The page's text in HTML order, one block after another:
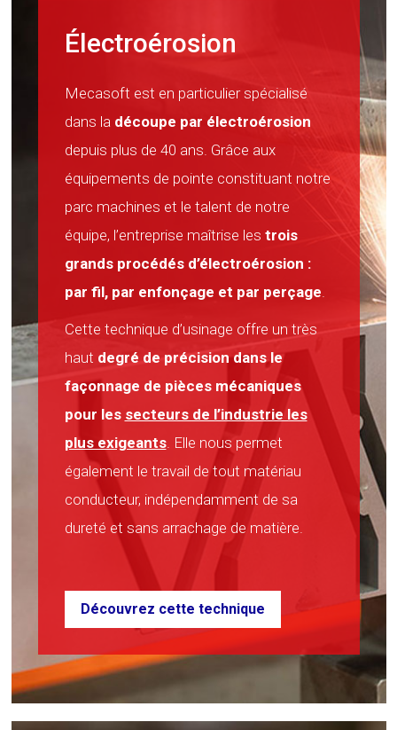
Électroérosion
Mecasoft est en particulier spécialisé
dans la découpe par électroérosion
depuis plus de 40 ans. Grâce aux
équipements de pointe constituant notre
parc machines et le talent de notre
équipe, l’entreprise maîtrise les trois
grands procédés d’électroérosion :
par fil, par enfonçage et par perçage.
Cette technique d’usinage offre un très
haut degré de précision dans le
façonnage de pièces mécaniques
pour les secteurs de l’industrie les
plus exigeants. Elle nous permet
également le travail de tout matériau
conducteur, indépendamment de sa
dureté et sans arrachage de matière.
Découvrez cette technique